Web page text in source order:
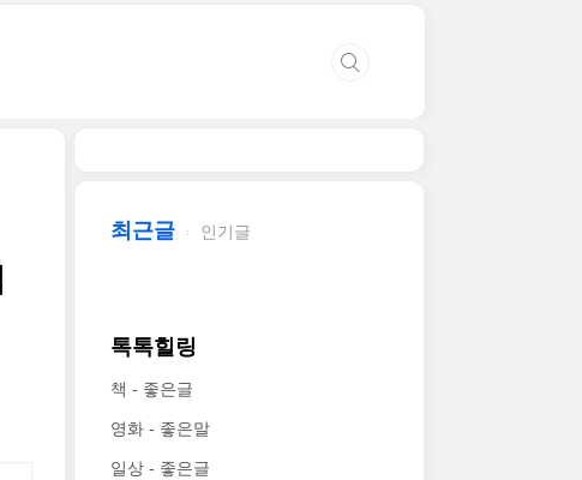
최근글 인기글
톡톡힐링
책 - 좋은글
영화 - 좋은말
일상 - 좋은글